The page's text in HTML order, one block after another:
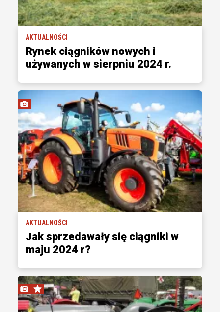
AKTUALNOŚCI
Rynek ciągników nowych i
używanych w sierpniu 2024 r.
AKTUALNOŚCI
Jak sprzedawały się ciągniki w
maju 2024 r?